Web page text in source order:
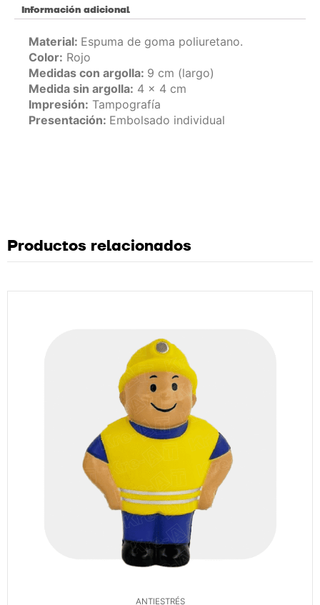
Información adicional
Material: Espuma de goma poliuretano.
Color: Rojo
Medidas con argolla: 9 cm (largo)
Medida sin argolla: 4 x 4 cm
Impresión: Tampografía
Presentación: Embolsado individual
Productos relacionados
ANTIESTRÉS